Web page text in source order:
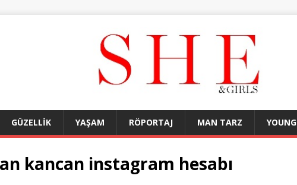
GÜZELLİK YAŞAM RÖPORTAJ MAN TARZ YOUNG
kancan instagram hesabı